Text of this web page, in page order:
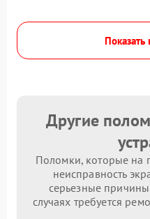
Показать
Другие
Поломки, которые на
неисправность
серьезные
случаях требуется